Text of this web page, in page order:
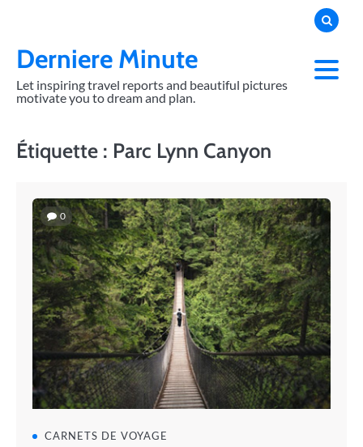
contentDerniere Minute
Let inspiring travel reports and beautiful pictures
motivate you to dream and plan.
Étiquette : Parc Lynn Canyon
0
CARNETS DE VOYAGE